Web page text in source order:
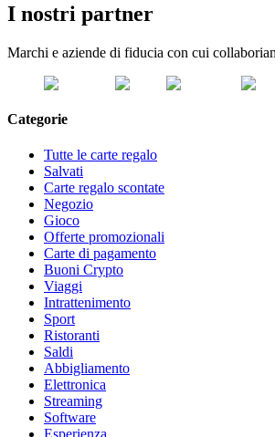
I nostri partner
Marchi e aziende di fiducia con cui
Categorie
Tutte le carte regalo
Salvati
Carte regalo scontate
Negozio
Gioco
Offerte promozionali
Carte di pagamento
Buoni Crypto
Viaggi
Intrattenimento
Sport
Ristoranti
Saldi
Abbigliamento
Elettronica
Streaming
Software